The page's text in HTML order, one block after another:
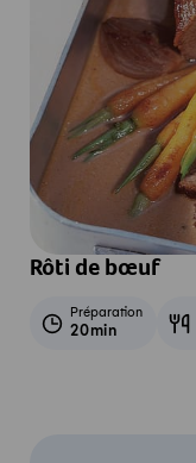
Rôti de bœuf
Préparation
20min